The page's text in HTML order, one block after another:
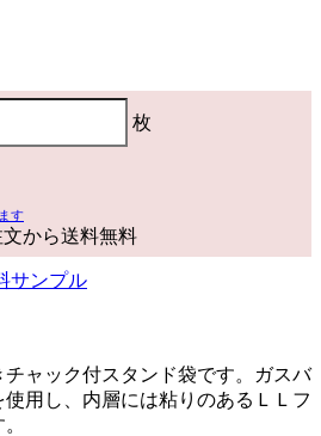
枚
す
文から送料無料
サンプル
ャック付スタンド袋です。ガスバ
用し、内層には粘りのあるＬＬフ